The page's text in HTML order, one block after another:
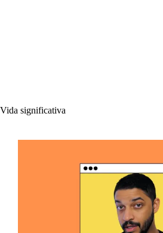
Vida significativa